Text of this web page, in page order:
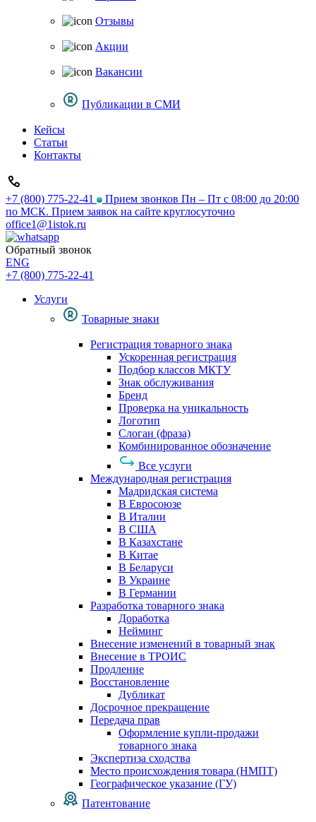
Отзывы
Акции
Вакансии
Публикации в СМИ
Кейсы
Статьи
Контакты
+7 (800) 775-22-41
Прием звонков Пн – Пт с 08:00 до 20:00
по МСК. Прием заявок на сайте круглосуточно
office1@1istok.ru
Обратный звонок
ENG
+7 (800) 775-22-41
Услуги
Товарные знаки
Регистрация товарного знака
Ускоренная регистрация
Подбор классов МКТУ
Знак обслуживания
Бренд
Проверка на уникальность
Логотип
Слоган (фраза)
Комбинированное обозначение
Все услуги
Международная регистрация
Мадридская система
В Евросоюзе
В Италии
В США
В Казахстане
В Китае
В Беларуси
В Украине
В Германии
Разработка товарного знака
Доработка
Нейминг
Внесение изменений в товарный знак
Внесение в ТРОИС
Продление
Восстановление
Дубликат
Досрочное прекращение
Передача прав
Оформление купли-продажи
товарного знака
Экспертиза сходства
Место происхождения товара (НМПТ)
Географическое указание (ГУ)
Патентование